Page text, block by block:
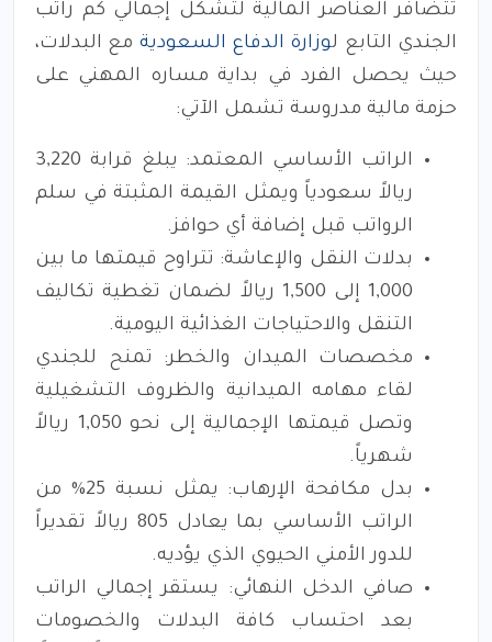
تتضافر العناصر المالية لتشكل إجمالي كم راتب
الجندي التابع لوزارة الدفاع السعودية مع البدلات،
حيث يحصل الفرد في بداية مساره المهني على
حزمة مالية مدروسة تشمل الآتي:
الراتب الأساسي المعتمد: يبلغ قرابة 3,220
ريالاً سعودياً ويمثل القيمة المثبتة في سلم
الرواتب قبل إضافة أي حوافز.
بدلات النقل والإعاشة: تتراوح قيمتها ما بين
1,000 إلى 1,500 ريالاً لضمان تغطية تكاليف
التنقل والاحتياجات الغذائية اليومية.
مخصصات الميدان والخطر: تمنح للجندي
لقاء مهامه الميدانية والظروف التشغيلية
وتصل قيمتها الإجمالية إلى نحو 1,050 ريالاً
شهرياً.
بدل مكافحة الإرهاب: يمثل نسبة 25% من
الراتب الأساسي بما يعادل 805 ريالاً تقديراً
للدور الأمني الحيوي الذي يؤديه.
صافي الدخل النهائي: يستقر إجمالي الراتب
بعد احتساب كافة البدلات والخصومات